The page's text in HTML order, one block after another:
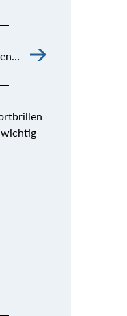
wichtig